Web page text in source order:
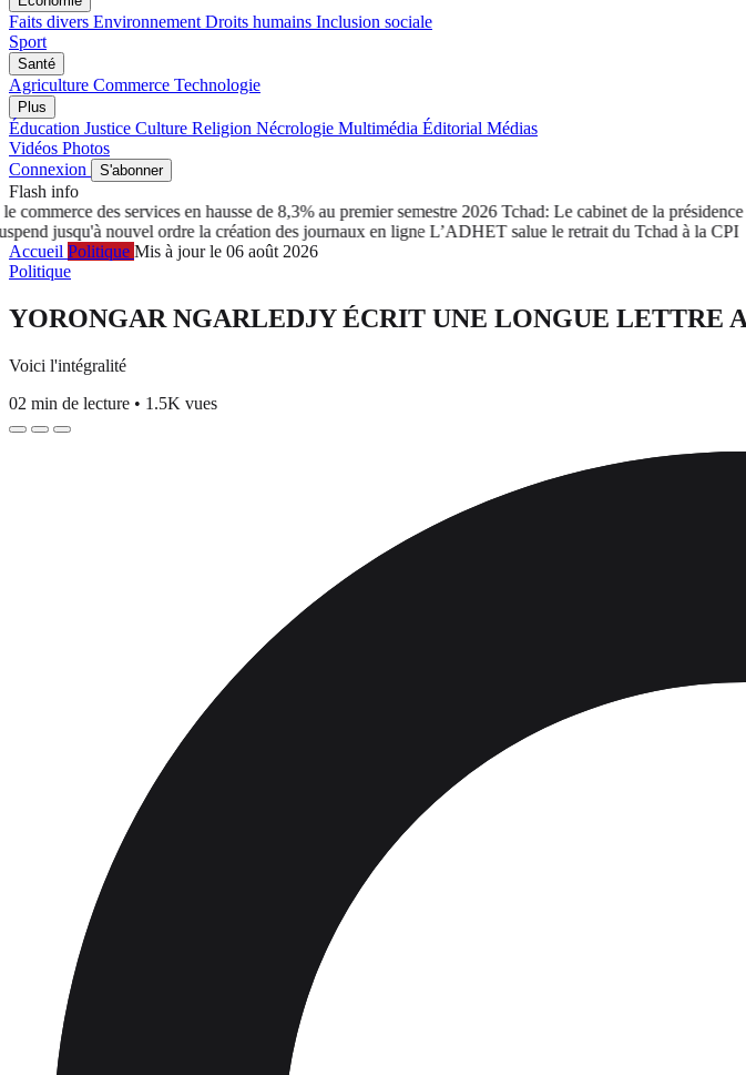
Faits divers Environnement Droits humains Inclusion sociale
Sport
Santé
Agriculture Commerce Technologie
Plus
Éducation Justice Culture Religion Nécrologie Multimédia Éditorial Médias
Vidéos Photos
Connexion
S'abonner
Flash info
des services en hausse de 8,3% au premier semestre 2026Tchad: Le cabinet de la présidence
jusqu'à nouvel ordre la création des journaux en ligneL’ADHET salue le retrait du Tchad à la CPI
Accueil Politique Mis à jour le 06 août 2026
Politique
YORONGAR NGARLEDJY ÉCRIT UNE LONGUE LETTRE
Voici l'intégralité
02 min de lecture • 1.5K vues